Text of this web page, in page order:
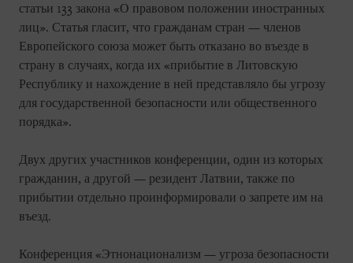
статьи 133 закона «О правовом положении иностранных
лиц». Статья гласит, что гражданам стран — членов
Европейского союза может быть отказано во въезде в
страну в случаях, когда их «прибытие в Литовскую
Республику и нахождение в ней представляло бы угрозу
для государственной безопасности или общественного
порядка».
Двух других участников конференции, один из которых
гражданин, а другой — резидент Латвии, также по
прибытии отдельно проинформировали о запрете им на
въезд.
Конференция «Этнонационализм — угроза безопасности